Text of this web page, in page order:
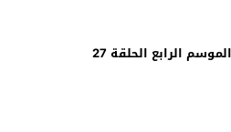
الرابع الحلقة 27